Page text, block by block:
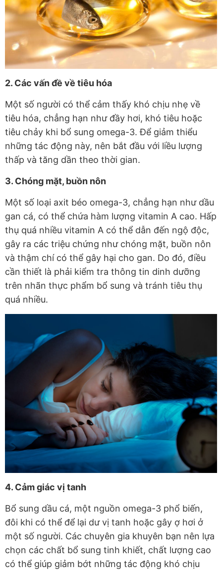
2. Các vấn đề về tiêu hóa
Một số người có thể cảm thấy khó chịu nhẹ về
tiêu hóa, chẳng hạn như đầy hơi, khó tiêu hoặc
tiêu chảy khi bổ sung omega-3. Để giảm thiểu
những tác động này, nên bắt đầu với liều lượng
thấp và tăng dần theo thời gian.
3. Chóng mặt, buồn nôn
Một số loại axit béo omega-3, chẳng hạn như dầu
gan cá, có thể chứa hàm lượng vitamin A cao. Hấp
thụ quá nhiều vitamin A có thể dẫn đến ngộ độc,
gây ra các triệu chứng như chóng mặt, buồn nôn
và thậm chí có thể gây hại cho gan. Do đó, điều
cần thiết là phải kiểm tra thông tin dinh dưỡng
trên nhãn thực phẩm bổ sung và tránh tiêu thụ
quá nhiều.
4. Cảm giác vị tanh
Bổ sung dầu cá, một nguồn omega-3 phổ biến,
đôi khi có thể để lại dư vị tanh hoặc gây ợ hơi ở
một số người. Các chuyên gia khuyên bạn nên lựa
chọn các chất bổ sung tinh khiết, chất lượng cao
có thể giúp giảm bớt những tác động khó chịu